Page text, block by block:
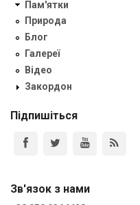
Пам'ятки
Природа
Блог
Галереї
Відео
Закордон
Підпишіться
Зв'язок з нами